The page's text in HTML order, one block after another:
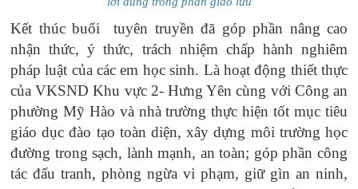
Kết thúc buổi tuyên truyền đã góp phần nâng cao
nhận thức, ý thức, trách nhiệm chấp hành nghiêm
pháp luật của các em học sinh. Là hoạt động thiết thực
của VKSND Khu vực 2- Hưng Yên cùng với Công an
phường Mỹ Hào và nhà trường thực hiện tốt mục tiêu
giáo dục đào tạo toàn diện, xây dựng môi trường học
đường trong sạch, lành mạnh, an toàn; góp phần công
tác đấu tranh, phòng ngừa vi phạm, giữ gìn an ninh,